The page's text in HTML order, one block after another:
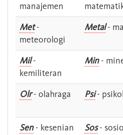
manajemen
Met-
meteorologi
Metal-
Mil-
kemiliteran
Min-
Olr- olahraga Psi-
Sen- kesenian Sos-